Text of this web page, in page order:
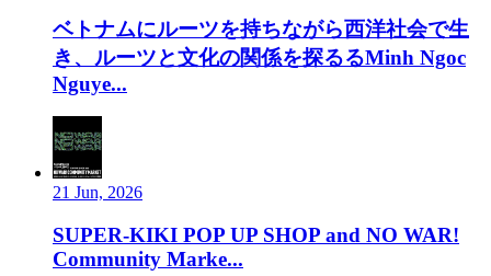
ベトナムにルーツを持ちながら西洋社会で生
き、ルーツと文化の関係を探るるMinh Ngoc
Nguye...
21 Jun, 2026
SUPER-KIKI POP UP SHOP and NO WAR!
Community Marke...